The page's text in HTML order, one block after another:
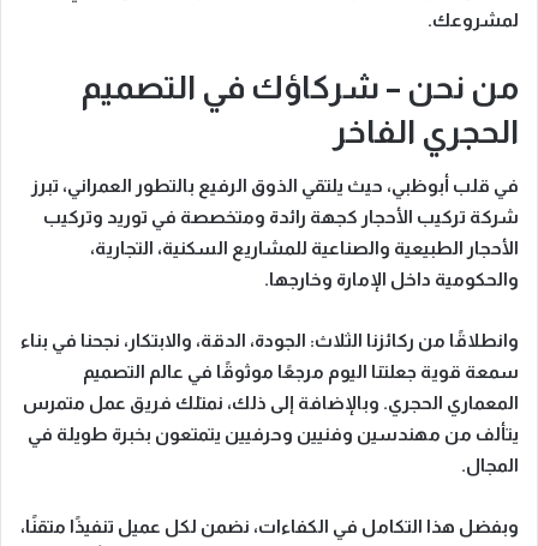
لمشروعك.
من نحن – شركاؤك في التصميم
الحجري الفاخر
في قلب أبوظبي، حيث يلتقي الذوق الرفيع بالتطور العمراني، تبرز
شركة تركيب الأحجار كجهة رائدة ومتخصصة في توريد وتركيب
الأحجار الطبيعية والصناعية للمشاريع السكنية، التجارية،
والحكومية داخل الإمارة وخارجها.
وانطلاقًا من ركائزنا الثلاث: الجودة، الدقة، والابتكار ، نجحنا في بناء
سمعة قوية جعلتنا اليوم مرجعًا موثوقًا في عالم التصميم
المعماري الحجري. وبالإضافة إلى ذلك، نمتلك فريق عمل متمرس
يتألف من مهندسين وفنيين وحرفيين يتمتعون بخبرة طويلة في
المجال.
وبفضل هذا التكامل في الكفاءات، نضمن لكل عميل تنفيذًا متقنًا،